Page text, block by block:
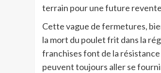
terrain pour une future revente
Cette vague de fermetures,
la mort du poulet frit dans la
franchises font de la
peuvent toujours aller se